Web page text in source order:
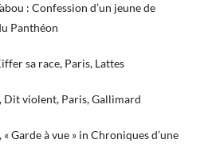
: Confession d’un jeune de
Panthéon
sa race, Paris, Lattes
Dit violent, Paris, Gallimard
Garde à vue » in Chroniques d’une